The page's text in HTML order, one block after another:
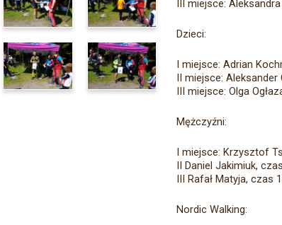
III miejsce:
Dzieci:
I miejsce: Adrian
II miejsce: Aleksander
III miejsce: Olga
Mężczyźni:
I miejsce: Krzysztof
II Daniel Jakimiuk,
III Rafał Matyja, czas
Nordic Walking: